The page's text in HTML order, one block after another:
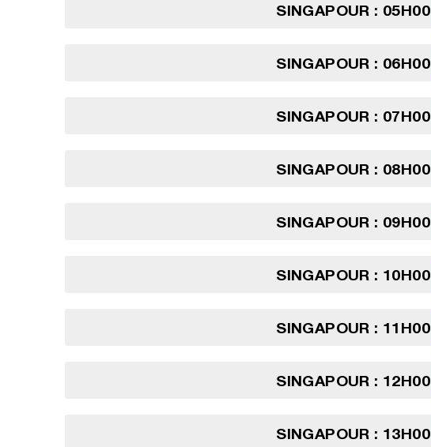
SINGAPOUR : 05H00
SINGAPOUR : 06H00
SINGAPOUR : 07H00
SINGAPOUR : 08H00
SINGAPOUR : 09H00
SINGAPOUR : 10H00
SINGAPOUR : 11H00
SINGAPOUR : 12H00
SINGAPOUR : 13H00